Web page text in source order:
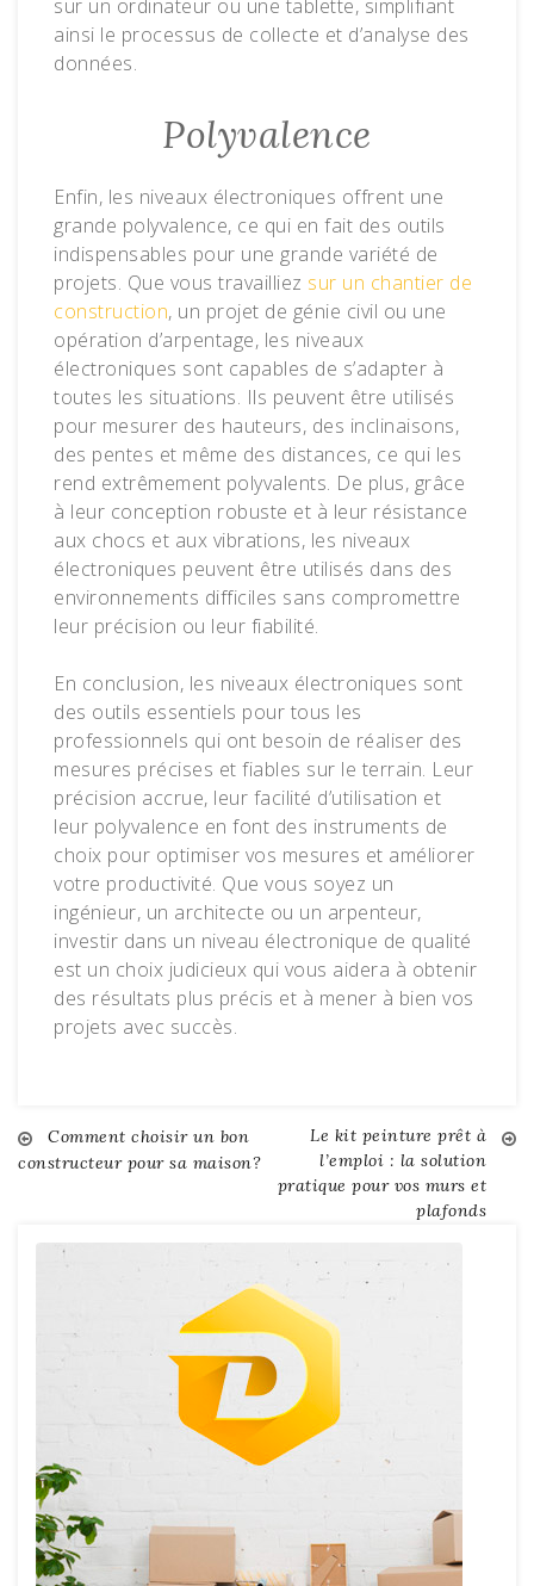
sur un ordinateur ou une tablette, simplifiant
ainsi le processus de collecte et d’analyse des
données.
Polyvalence
Enfin, les niveaux électroniques offrent une
grande polyvalence, ce qui en fait des outils
indispensables pour une grande variété de
projets. Que vous travailliez sur un chantier de
construction, un projet de génie civil ou une
opération d’arpentage, les niveaux
électroniques sont capables de s’adapter à
toutes les situations. Ils peuvent être utilisés
pour mesurer des hauteurs, des inclinaisons,
des pentes et même des distances, ce qui les
rend extrêmement polyvalents. De plus, grâce
à leur conception robuste et à leur résistance
aux chocs et aux vibrations, les niveaux
électroniques peuvent être utilisés dans des
environnements difficiles sans compromettre
leur précision ou leur fiabilité.
En conclusion, les niveaux électroniques sont
des outils essentiels pour tous les
professionnels qui ont besoin de réaliser des
mesures précises et fiables sur le terrain. Leur
précision accrue, leur facilité d’utilisation et
leur polyvalence en font des instruments de
choix pour optimiser vos mesures et améliorer
votre productivité. Que vous soyez un
ingénieur, un architecte ou un arpenteur,
investir dans un niveau électronique de qualité
est un choix judicieux qui vous aidera à obtenir
des résultats plus précis et à mener à bien vos
projets avec succès.
Navigation
l’article
Comment choisir un bon
constructeur pour sa maison?
Le kit peinture prêt à
l’emploi : la solution
pratique pour vos murs et
plafonds